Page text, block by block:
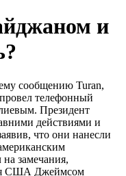
и
сообщению Turan,
телефонный
Президент
действиями и
что они нанесли
замечания,
США Джеймсом